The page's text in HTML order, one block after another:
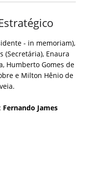
- in memoriam),
(Secretária), Enaura
Humberto Gomes de
e Milton Hênio de
Fernando James